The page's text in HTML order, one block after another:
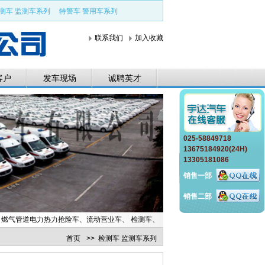
车 监测车系列 特警车 警用车系列
联系我们 加入收藏
户 发车现场 诚聘英才
险车、流动营业车、 检测车、检查车、冷藏车、疫苗车、特警车等各类特种车辆
首页 >> 检测车 监测车系列
025-58849718
13675184920(24H)
13305181086
销售一部
销售二部